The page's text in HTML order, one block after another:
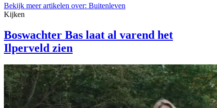
Bekijk meer artikelen over: Buitenleven
Kijken
Boswachter Bas laat al varend het
Ilperveld zien